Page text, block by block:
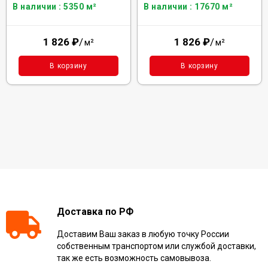
В наличии : 5350 м²
1 826 ₽/м²
В корзину
В наличии : 17670 м²
1 826 ₽/м²
В корзину
Доставка по РФ
Доставим Ваш заказ в любую точку России
собственным транспортом или службой доставки,
так же есть возможность самовывоза.